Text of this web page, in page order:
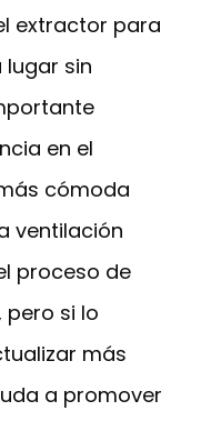
extractor para
lugar sin
en el
cómoda
ventilación
proceso de
pero si lo
más
a promover